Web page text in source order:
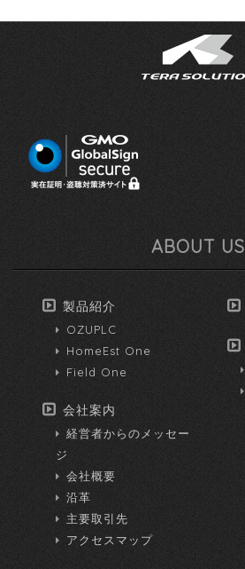
ABOUT US
製品紹介
OZUPLC
HomeEst One
Field One
会社案内
経営者からのメッセー
ジ
会社概要
沿革
主要取引先
アクセスマップ